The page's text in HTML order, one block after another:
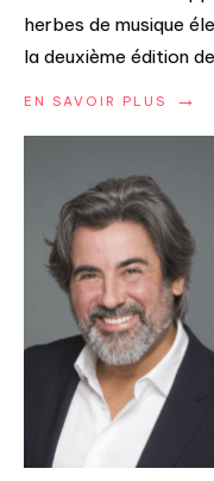
herbes de musique
la deuxième édition
EN SAVOIR PLUS →